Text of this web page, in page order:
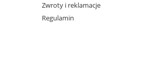
Zwroty i reklamacje
Regulamin